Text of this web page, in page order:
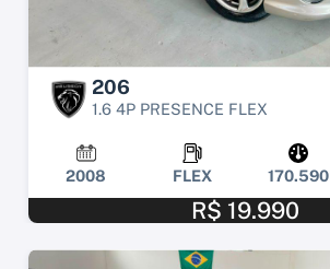
206
1.6 4P PRESENCE FLEX
2008 FLEX 170.590
R$ 19.990